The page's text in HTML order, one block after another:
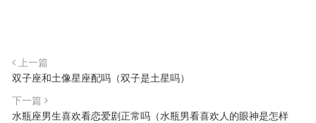
上一篇
双子座和土像星座配吗（双子是土星吗）
下一篇
水瓶座男生喜欢看恋爱剧正常吗（水瓶男看喜欢人的眼神是怎样